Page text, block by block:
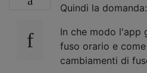
Quindi la domanda:
In che modo l'app
fuso orario e
cambiamenti di